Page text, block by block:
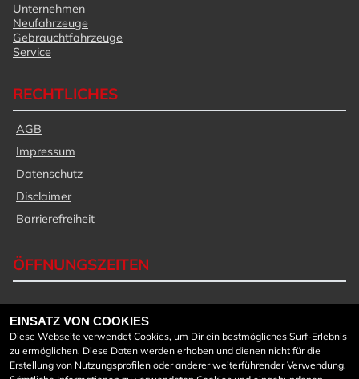
Unternehmen
Neufahrzeuge
Gebrauchtfahrzeuge
Service
RECHTLICHES
AGB
Impressum
Datenschutz
Disclaimer
Barrierefreiheit
ÖFFNUNGSZEITEN
Montag:
08:00 - 18:00
Dienstag:
Mittwoch:
08:00 - 18:00
Donnerstag:
08:00 - 18:00
EINSATZ VON COOKIES
Diese Webseite verwendet Cookies, um Dir ein bestmögliches Surf-Erlebnis
zu ermöglichen. Diese Daten werden erhoben und dienen nicht für die
Erstellung von Nutzungsprofilen oder anderer weiterführender Verwendung.